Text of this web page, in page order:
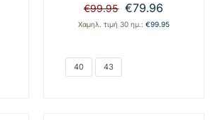
€99.95 Original
was:
€79.96
Χαμηλ. τιμή 30 ημ.: €99.95
40 43